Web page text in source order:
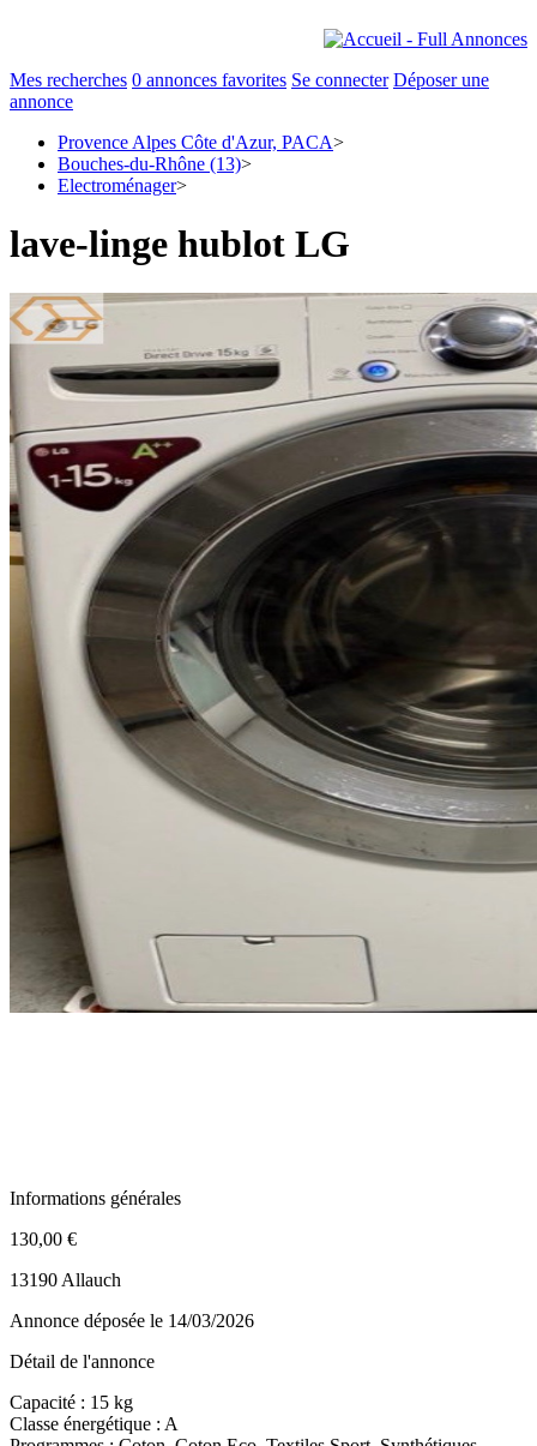
Mes recherches 0 annonces favorites Se connecter Déposer une
annonce
Provence Alpes Côte d'Azur, PACA>
Bouches-du-Rhône (13)>
Electroménager>
lave-linge hublot LG
Informations générales
130,00 €
13190 Allauch
Annonce déposée le 14/03/2026
Détail de l'annonce
Capacité : 15 kg
Classe énergétique : A